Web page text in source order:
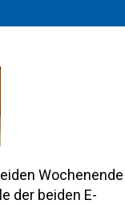
der beiden E-